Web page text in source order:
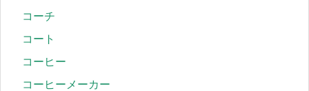
コーチ
コート
コーヒー
コーヒーメーカー